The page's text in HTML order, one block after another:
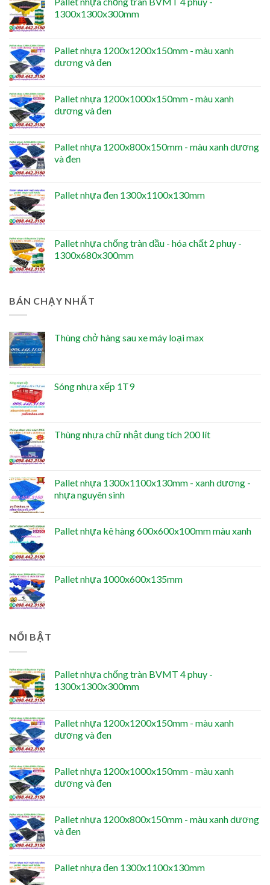
1300x1300x300mm
Pallet nhựa 1200x1200x150mm - màu xanh
dương và đen
Pallet nhựa 1200x1000x150mm - màu xanh
dương và đen
Pallet nhựa 1200x800x150mm - màu xanh dương
và đen
Pallet nhựa đen 1300x1100x130mm
Pallet nhựa chống tràn dầu - hóa chất 2 phuy -
1300x680x300mm
BÁN CHẠY NHẤT
Thùng chở hàng sau xe máy loại max
Sóng nhựa xếp 1T9
Thùng nhựa chữ nhật dung tích 200 lít
Pallet nhựa 1300x1100x130mm - xanh dương -
nhựa nguyên sinh
Pallet nhựa kê hàng 600x600x100mm màu xanh
Pallet nhựa 1000x600x135mm
NỔI BẬT
Pallet nhựa chống tràn BVMT 4 phuy -
1300x1300x300mm
Pallet nhựa 1200x1200x150mm - màu xanh
dương và đen
Pallet nhựa 1200x1000x150mm - màu xanh
dương và đen
Pallet nhựa 1200x800x150mm - màu xanh dương
và đen
Pallet nhựa đen 1300x1100x130mm